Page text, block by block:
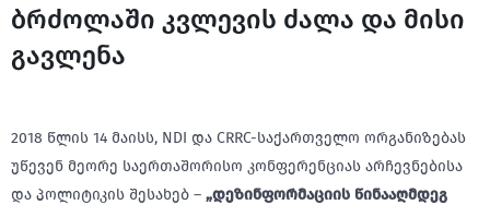
ბრძოლაში კვლევის ძალა და მისი
გავლენა
2018 წლის 14 მაისს, NDI და CRRC-საქართველო ორგანიზებას
უწევენ მეორე საერთაშორისო კონფერენციას არჩევნებისა
და პოლიტიკის შესახებ – „დეზინფორმაციის წინააღმდეგ